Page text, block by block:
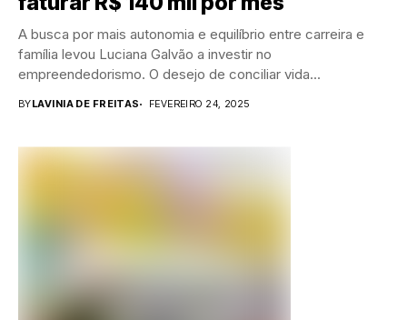
A busca por mais autonomia e equilíbrio entre carreira e
família levou Luciana Galvão a investir no
empreendedorismo. O desejo de conciliar vida...
BYLAVINIA DE FREITAS FEVEREIRO 24, 2025